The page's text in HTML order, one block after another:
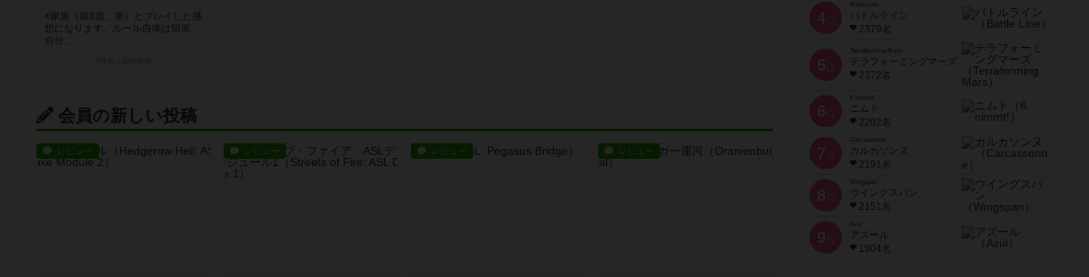
※家族（娘8歳、妻）とプレイした感
想になります。ルール自体は簡単。
自分...
会員の新しい投稿
レビュー レビュー レビュー レビュー
4位
Battle Line
バトルライン
2379名
5 位
Terraforming Mars
テラフォーミングマーズ
2372名
6 位
ニムト
2202名
7 位
Carcassonne
カルカソンヌ
2191名
8 位
Wingspan
ウイングスパン
2151名
9 位
Azul
アズール
1904名